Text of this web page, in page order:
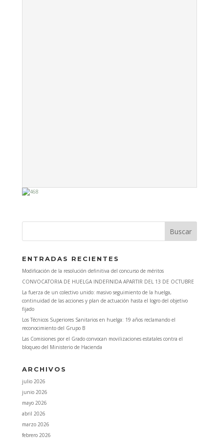
ENTRADAS RECIENTES
Modificación de la resolución definitiva del concurso de méritos
CONVOCATORIA DE HUELGA INDEFINIDA APARTIR DEL 13 DE OCTUBRE
La fuerza de un colectivo unido: masivo seguimiento de la huelga,
continuidad de las acciones y plan de actuación hasta el logro del objetivo
fijado
Los Técnicos Superiores Sanitarios en huelga: 19 años reclamando el
reconocimiento del Grupo B
Las Comisiones por el Grado convocan movilizaciones estatales contra el
bloqueo del Ministerio de Hacienda
ARCHIVOS
julio 2026
junio 2026
mayo 2026
abril 2026
marzo 2026
febrero 2026